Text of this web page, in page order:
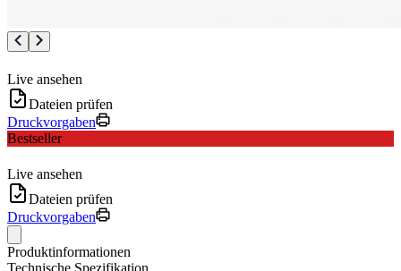
Live ansehen
Dateien prüfen
Druckvorgaben
Bestseller
Live ansehen
Dateien prüfen
Druckvorgaben
Produktinformationen
Technische Spezifikation